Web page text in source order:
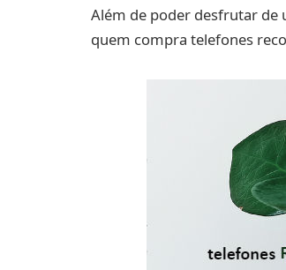
Além de poder desfrutar de
quem compra telefones